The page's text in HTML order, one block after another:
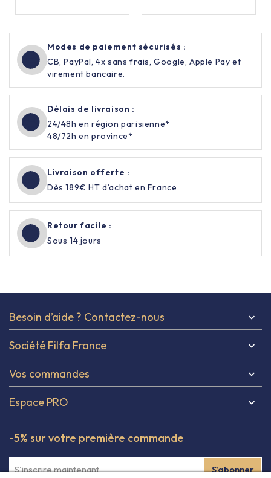
Modes de paiement sécurisés :
CB, PayPal, 4x sans frais, Google, Apple Pay et
virement bancaire.
Délais de livraison :
24/48h en région parisienne*
48/72h en province*
Livraison offerte :
Dès 189€ HT d’achat en France
Retour facile :
Sous 14 jours
Besoin d’aide ? Contactez-nous 
Société Filfa France 
Vos commandes 
Espace PRO 
-5% sur votre première commande